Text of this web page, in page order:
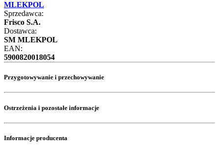
MLEKPOL
Sprzedawca:
Frisco S.A.
Dostawca:
SM MLEKPOL
EAN:
5900820018054
Przygotowywanie i przechowywanie
Ostrzeżenia i pozostałe informacje
Informacje producenta